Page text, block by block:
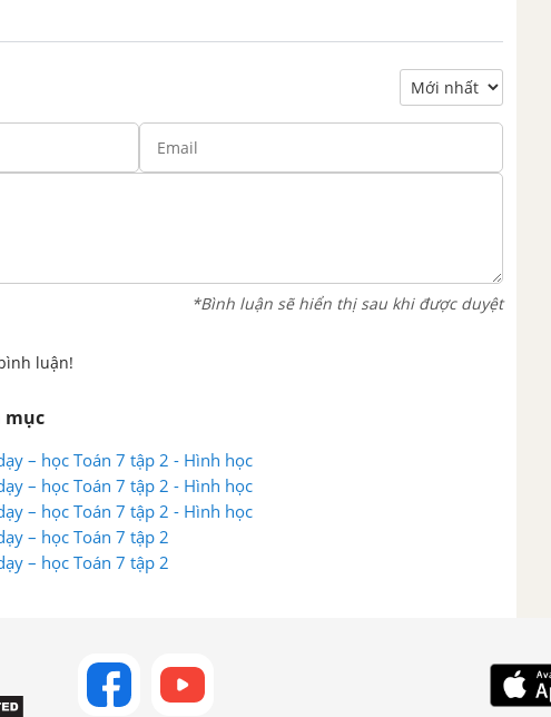
*Bình luận sẽ hiển thị sau khi được duyệt
luận!
mục
– học Toán 7 tập 2 - Hình học
– học Toán 7 tập 2 - Hình học
– học Toán 7 tập 2 - Hình học
– học Toán 7 tập 2
– học Toán 7 tập 2